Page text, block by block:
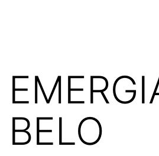
BELO